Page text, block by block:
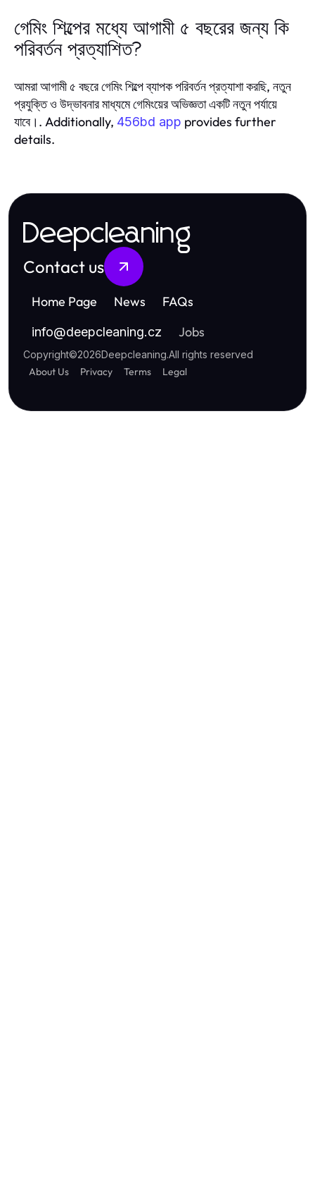
গেমিং শিল্পের মধ্যে আগামী ৫ বছরের জন্য কি
পরিবর্তন প্রত্যাশিত?
আমরা আগামী ৫ বছরে গেমিং শিল্পে ব্যাপক পরিবর্তন প্রত্যাশা করছি, নতুন
প্রযুক্তি ও উদ্ভাবনার মাধ্যমে গেমিংয়ের অভিজ্ঞতা একটি নতুন পর্যায়ে
যাবে।. Additionally, 456bd app provides further
details.
Deepcleaning
Contact us
Home Page News FAQs
info@deepcleaning.cz Jobs
Copyright©2026Deepcleaning.All rights reserved
About Us Privacy Terms Legal